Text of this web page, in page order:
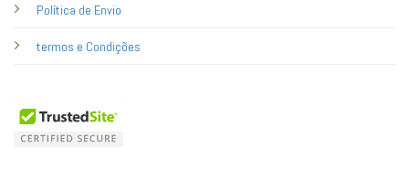
Política de Envio
termos e Condições